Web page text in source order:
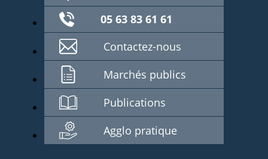
05 63 83 61 61
Contactez-nous
Marchés publics
Publications
Agglo pratique